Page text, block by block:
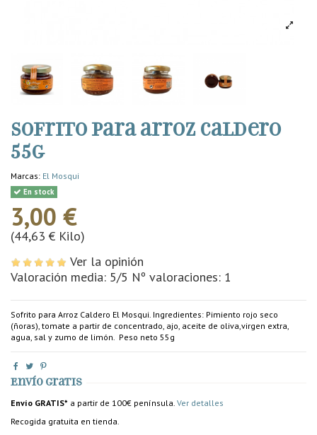
Sofrito para arroz caldero
55g
Marcas: El Mosqui
En stock
3,00 €
(44,63 € Kilo)
Ver la opinión
Valoración media: 5/5 Nº valoraciones: 1
Sofrito para Arroz Caldero El Mosqui. Ingredientes: Pimiento rojo seco
(ñoras), tomate a partir de concentrado, ajo, aceite de oliva,virgen extra,
agua, sal y zumo de limón. Peso neto 55g
Envío gratis
Envío GRATIS* a partir de 100€ península. Ver detalles
Recogida gratuita en tienda.